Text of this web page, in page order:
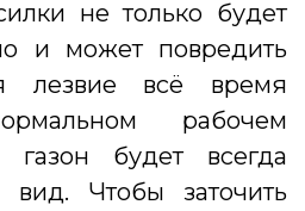
не только будет
и может повредить
лезвие всё время
рабочем
будет всегда
вид. Чтобы заточить